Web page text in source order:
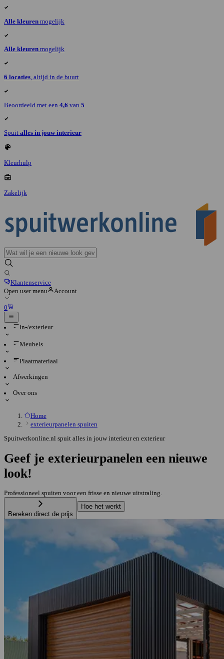
Alle kleuren mogelijk
Alle kleuren mogelijk
6 locaties, altijd in de buurt
Beoordeeld met een 4,6 van 5
Spuit alles in jouw interieur
Kleurhulp
Zakelijk
Klantenservice
Open user menu
Account
0
In-/exterieur
Meubels
Plaatmateriaal
Afwerkingen
Over ons
Home
exterieurpanelen spuiten
Spuitwerkonline.nl spuit alles in jouw interieur en exterieur
Geef je exterieurpanelen een nieuwe
look!
Professioneel spuiten voor een frisse en nieuwe uitstraling.
Bereken direct de prijs
Hoe het werkt